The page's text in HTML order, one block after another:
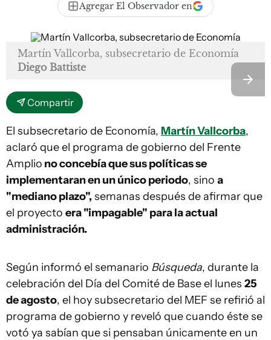
Agregar El Observador en
Martín Vallcorba, subsecretario de Economía
Diego Battiste
Compartir
El subsecretario de Economía, Martín Vallcorba,
aclaró que el programa de gobierno del Frente
Amplio no concebía que sus políticas se
implementaran en un único periodo, sino a
"mediano plazo", semanas después de afirmar que
el proyecto era "impagable" para la actual
administración.
Según informó el semanario Búsqueda, durante la
celebración del Día del Comité de Base el lunes 25
de agosto, el hoy subsecretario del MEF se refirió al
programa de gobierno y reveló que cuando éste se
votó ya sabían que si pensaban únicamente en un